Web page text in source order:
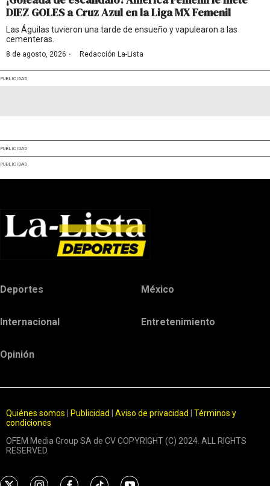
DIEZ GOLES a Cruz Azul en la Liga MX Femenil
Las Águilas tuvieron una tarde de ensueño y vapulearon a las
cementeras.
8 de agosto, 2026 · Redacción La-Lista
PUBLICIDAD
PUBLICIDAD
PUBLICIDAD
Deportes México
Internacional Entretenimiento
Opinión
Quiénes somos Publicidad Aviso de privacidad
Términos y
condiciones
OFEM Media Group SA de CV COPYRIGHT (C) 2024. ALL RIGHTS
RESERVED.